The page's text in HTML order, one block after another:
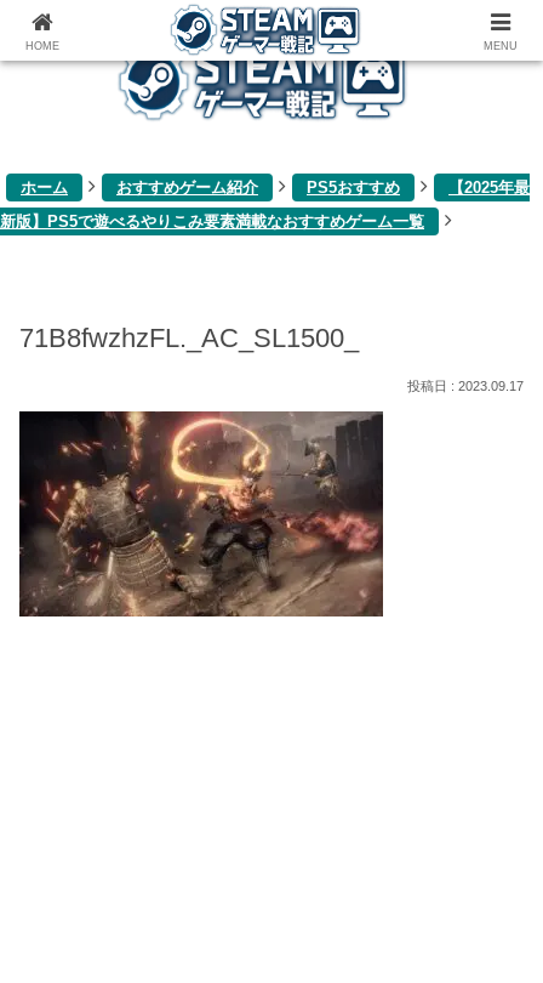
ゲーム関連雑記ブログ
ホーム おすすめゲーム紹介 PS5おすすめ
【2025年最
新版】PS5で遊べるやりこみ要素満載なおすすめゲーム一覧
71B8fwzhzFL._AC_SL1500_
2023.09.17
HOME MENU